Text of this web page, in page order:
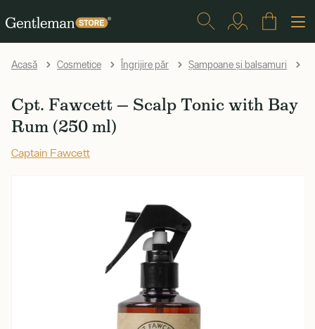
Acasă Cosmetice Îngrijire păr Șampoane și balsamuri
Cpt. Fawcett — Scalp Tonic with Bay
Rum (250 ml)
Captain Fawcett